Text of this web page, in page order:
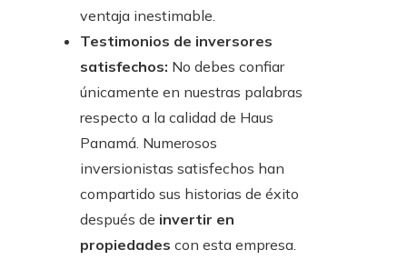
ventaja inestimable.
Testimonios de inversores
satisfechos: No debes confiar
únicamente en nuestras palabras
respecto a la calidad de Haus
Panamá. Numerosos
inversionistas satisfechos han
compartido sus historias de éxito
después de invertir en
propiedades con esta empresa.